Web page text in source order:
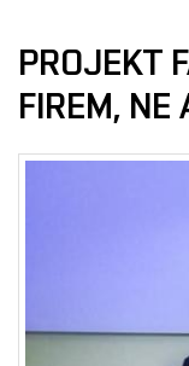
PROJEKT
FIREM, NE